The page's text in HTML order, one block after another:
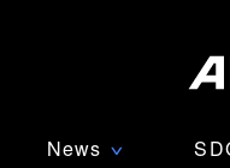
News ∨